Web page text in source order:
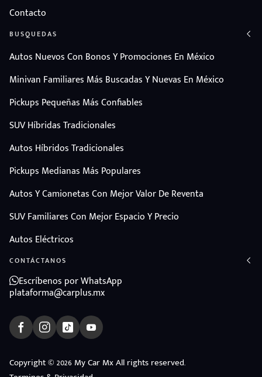
Contacto
BUSQUEDAS
Autos Nuevos Con Bonos Y Promociones En México
Minivan Familiares Más Buscadas Y Nuevas En México
Pickups Pequeñas Más Confiables
SUV Híbridas Tradicionales
Autos Híbridos Tradicionales
Pickups Medianas Más Populares
Autos Y Camionetas Con Mejor Valor De Reventa
SUV Familiares Con Mejor Espacio Y Precio
Autos Eléctricos
CONTÁCTANOS
Escríbenos por WhatsApp
plataforma@carplus.mx
Copyright © 2026 My Car Mx All rights reserved.